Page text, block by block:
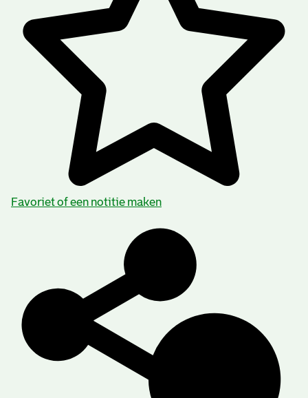
Favoriet of een notitie maken